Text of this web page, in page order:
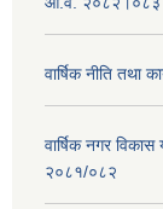
वार्षिक नीति तथा
वार्षिक नगर
२०८१/०८२